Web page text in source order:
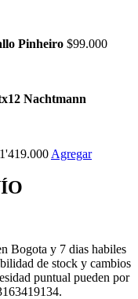
Pinheiro $99.000
Nachtmann
Agregar
Bogota y 7 dias habiles
de stock y cambios
puntual pueden por